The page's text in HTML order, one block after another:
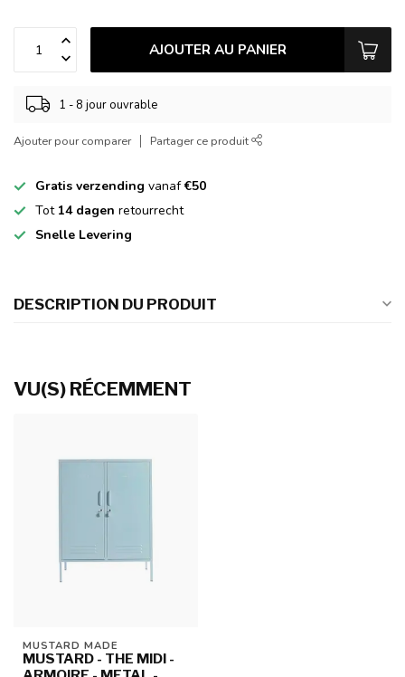
AJOUTER AU PANIER
1 - 8 jour ouvrable
Ajouter pour comparer Partager ce produit
Gratis verzending vanaf€50
Tot 14 dagen retourrecht
Snelle Levering
DESCRIPTION DU PRODUIT
VU(S) RÉCEMMENT
MUSTARD MADE
MUSTARD - THE MIDI -